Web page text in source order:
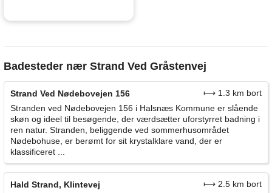
Badesteder nær Strand Ved Gråstenvej
Strand Ved Nødebovejen 156
⟼ 1.3 km bort
Stranden ved Nødebovejen 156 i Halsnæs Kommune er slående
skøn og ideel til besøgende, der værdsætter uforstyrret badning i
ren natur. Stranden, beliggende ved sommerhusområdet
Nødebohuse, er berømt for sit krystalklare vand, der er
klassificeret ...
Hald Strand, Klintevej
⟼ 2.5 km bort